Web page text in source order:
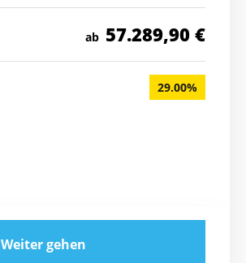
ab 57.289,90 €
29.00%
Weiter gehen